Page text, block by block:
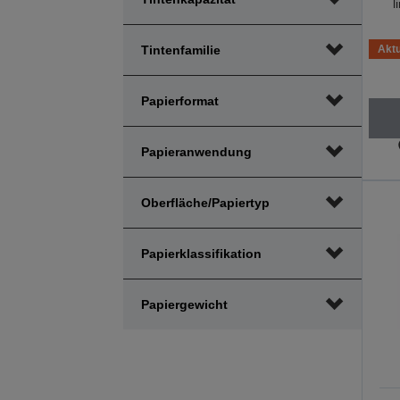
Tintenfamilie
Papierformat
Papieranwendung
Oberfläche/Papiertyp
Papierklassifikation
Papiergewicht